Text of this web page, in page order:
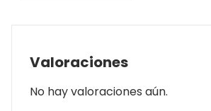
Valoraciones
No hay valoraciones aún.